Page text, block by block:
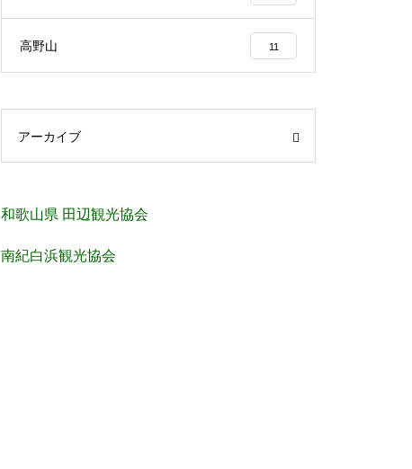
高野山 11
アーカイブ
和歌山県 田辺観光協会
南紀白浜観光協会